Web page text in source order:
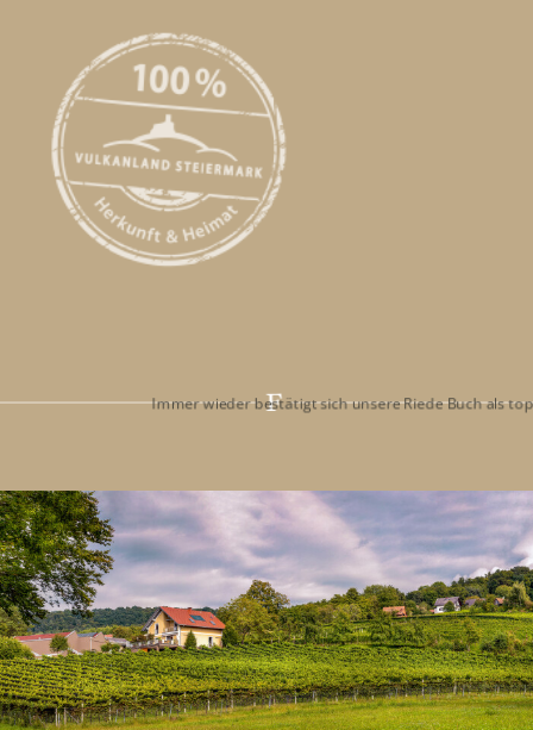
Immer wieder bestätigt sich unsere Riede Buch als top Lage